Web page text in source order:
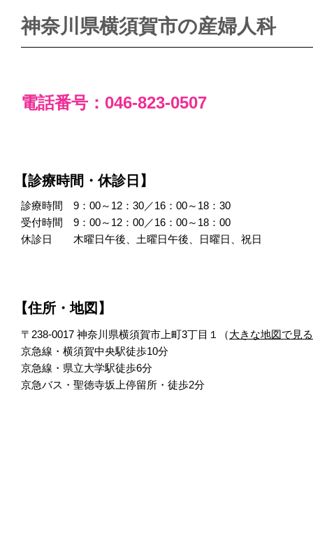
神奈川県横須賀市の産婦人科
電話番号：046-823-0507
【診療時間・休診日】
診療時間 9：00～12：30／16：00～18：30
受付時間 9：00～12：00／16：00～18：00
休診日 木曜日午後、土曜日午後、日曜日、祝日
【住所・地図】
〒238-0017 神奈川県横須賀市上町3丁目１（大きな地図で見る
京急線・横須賀中央駅徒歩10分
京急線・県立大学駅徒歩6分
京急バス・聖徳寺坂上停留所・徒歩2分